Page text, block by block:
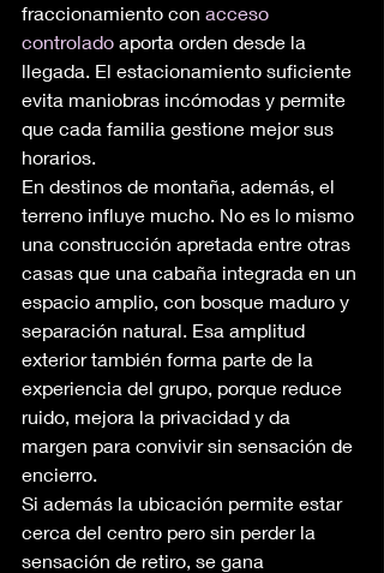
fraccionamiento con acceso
controlado aporta orden desde la
llegada. El estacionamiento suficiente
evita maniobras incómodas y permite
que cada familia gestione mejor sus
horarios.
En destinos de montaña, además, el
terreno influye mucho. No es lo mismo
una construcción apretada entre otras
casas que una cabaña integrada en un
espacio amplio, con bosque maduro y
separación natural. Esa amplitud
exterior también forma parte de la
experiencia del grupo, porque reduce
ruido, mejora la privacidad y da
margen para convivir sin sensación de
encierro.
Si además la ubicación permite estar
cerca del centro pero sin perder la
sensación de retiro, se gana